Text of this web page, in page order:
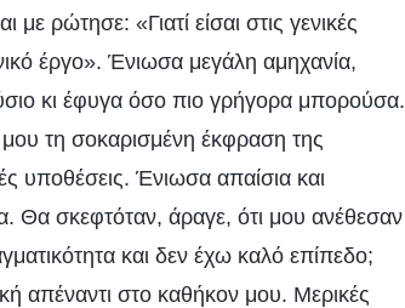
ρώτησε: «Γιατί είσαι στις γενικές
έργο». Ένιωσα μεγάλη αμηχανία,
κι έφυγα όσο πιο γρήγορα μπορούσα.
τη σοκαρισμένη έκφραση της
υποθέσεις. Ένιωσα απαίσια και
Θα σκεφτόταν, άραγε, ότι μου ανέθεσαν
και δεν έχω καλό επίπεδο;
απέναντι στο καθήκον μου. Μερικές